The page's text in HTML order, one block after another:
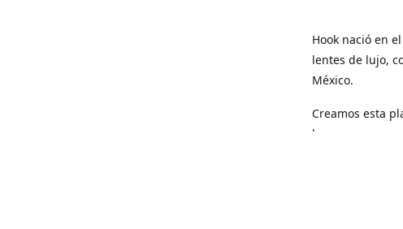
Hook nació en
lentes de lujo,
México.
Creamos esta
hogar.